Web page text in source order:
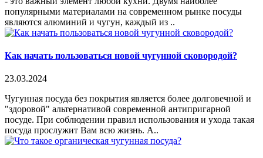
популярными материалами на современном рынке посуды
являются алюминий и чугун, каждый из ..
Как начать пользоваться новой чугунной сковородой?
23.03.2024
Чугунная посуда без покрытия является более долговечной и
"здоровой" альтернативой современной антипригарной
посуде. При соблюдении правил использования и ухода такая
посуда прослужит Вам всю жизнь. А..